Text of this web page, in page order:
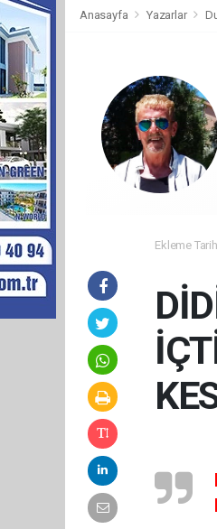
Anasayfa Yazarlar
Ekleme